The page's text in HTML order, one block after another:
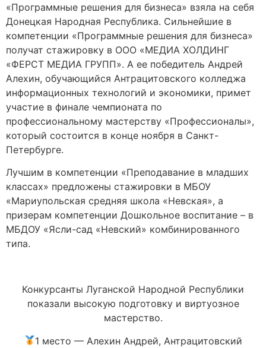
«Программные решения для бизнеса» взяла на себя
Донецкая Народная Республика. Сильнейшие в
компетенции «Программные решения для бизнеса»
получат стажировку в ООО «МЕДИА ХОЛДИНГ
«ФЕРСТ МЕДИА ГРУПП». А ее победитель Андрей
Алехин, обучающийся Антрацитовского колледжа
информационных технологий и экономики, примет
участие в финале чемпионата по
профессиональному мастерству «Профессионалы»,
который состоится в конце ноября в Санкт-
Петербурге.
Лучшим в компетенции «Преподавание в младших
классах» предложены стажировки в МБОУ
«Мариупольская средняя школа «Невская», а
призерам компетенции Дошкольное воспитание – в
МБДОУ «Ясли-сад «Невский» комбинированного
типа.
Конкурсанты Луганской Народной Республики
показали высокую подготовку и виртуозное
мастерство.
1 место — Алехин Андрей, Антрацитовский